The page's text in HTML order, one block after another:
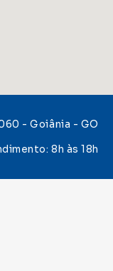
- Goiânia - GO
8h às 18h